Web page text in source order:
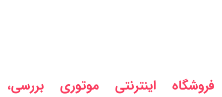
فروشگاه اینترنتی موتوری بررسی،